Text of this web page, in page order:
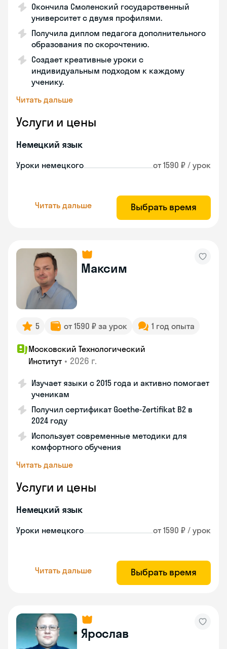
Окончила Смоленский государственный
университет с двумя профилями.
Получила диплом педагога дополнительного
образования по скорочтению.
Создает креативные уроки с
индивидуальным подходом к каждому
ученику.
Читать дальше
Услуги и цены
Немецкий язык
Уроки немецкого от 1590 ₽ / урок
Читать дальше Выбрать время
Максим
5 от 1590 ₽ за урок 1 год опыта
Московский Технологический
Институт • 2026 г.
Изучает языки с 2015 года и активно помогает
ученикам
Получил сертификат Goethe-Zertifikat B2 в
2024 году
Использует современные методики для
комфортного обучения
Читать дальше
Услуги и цены
Немецкий язык
Уроки немецкого от 1590 ₽ / урок
Читать дальше Выбрать время
Ярослав